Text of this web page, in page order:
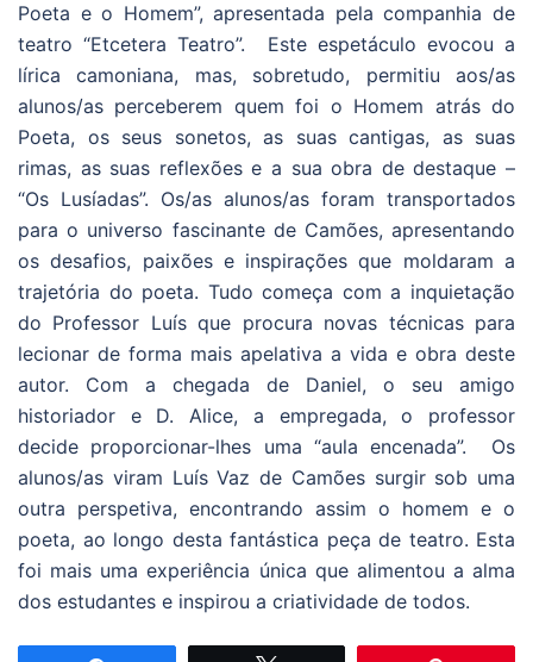
Poeta e o Homem”, apresentada pela companhia de
teatro “Etcetera Teatro”. Este espetáculo evocou a
lírica camoniana, mas, sobretudo, permitiu aos/as
alunos/as perceberem quem foi o Homem atrás do
Poeta, os seus sonetos, as suas cantigas, as suas
rimas, as suas reflexões e a sua obra de destaque –
“Os Lusíadas”. Os/as alunos/as foram transportados
para o universo fascinante de Camões, apresentando
os desafios, paixões e inspirações que moldaram a
trajetória do poeta. Tudo começa com a inquietação
do Professor Luís que procura novas técnicas para
lecionar de forma mais apelativa a vida e obra deste
autor. Com a chegada de Daniel, o seu amigo
historiador e D. Alice, a empregada, o professor
decide proporcionar-lhes uma “aula encenada”. Os
alunos/as viram Luís Vaz de Camões surgir sob uma
outra perspetiva, encontrando assim o homem e o
poeta, ao longo desta fantástica peça de teatro. Esta
foi mais uma experiência única que alimentou a alma
dos estudantes e inspirou a criatividade de todos.